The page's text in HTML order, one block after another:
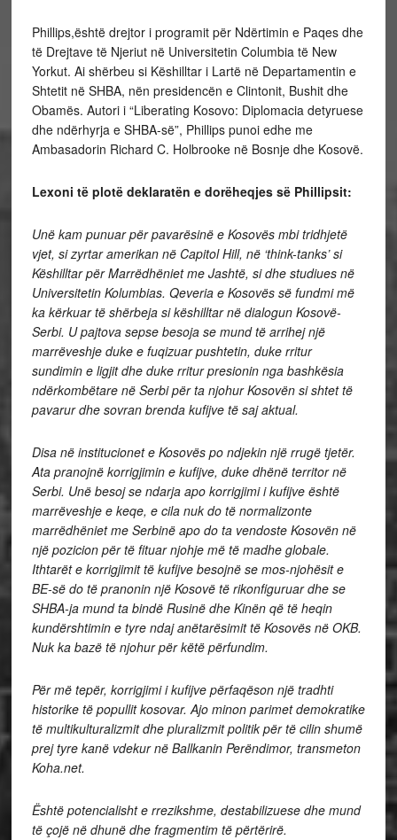
Phillips,është drejtor i programit për Ndërtimin e Paqes dhe
të Drejtave të Njeriut në Universitetin Columbia të New
Yorkut. Ai shërbeu si Këshilltar i Lartë në Departamentin e
Shtetit në SHBA, nën presidencën e Clintonit, Bushit dhe
Obamës. Autori i “Liberating Kosovo: Diplomacia detyruese
dhe ndërhyrja e SHBA-së”, Phillips punoi edhe me
Ambasadorin Richard C. Holbrooke në Bosnje dhe Kosovë.
Lexoni të plotë deklaratën e dorëheqjes së Phillipsit:
Unë kam punuar për pavarësinë e Kosovës mbi tridhjetë
vjet, si zyrtar amerikan në Capitol Hill, në ‘think-tanks’ si
Këshilltar për Marrëdhëniet me Jashtë, si dhe studiues në
Universitetin Kolumbias. Qeveria e Kosovës së fundmi më
ka kërkuar të shërbeja si këshilltar në dialogun Kosovë-
Serbi. U pajtova sepse besoja se mund të arrihej një
marrëveshje duke e fuqizuar pushtetin, duke rritur
sundimin e ligjit dhe duke rritur presionin nga bashkësia
ndërkombëtare në Serbi për ta njohur Kosovën si shtet të
pavarur dhe sovran brenda kufijve të saj aktual.
Disa në institucionet e Kosovës po ndjekin një rrugë tjetër.
Ata pranojnë korrigjimin e kufijve, duke dhënë territor në
Serbi. Unë besoj se ndarja apo korrigjimi i kufijve është
marrëveshje e keqe, e cila nuk do të normalizonte
marrëdhëniet me Serbinë apo do ta vendoste Kosovën në
një pozicion për të fituar njohje më të madhe globale.
Ithtarët e korrigjimit të kufijve besojnë se mos-njohësit e
BE-së do të pranonin një Kosovë të rikonfiguruar dhe se
SHBA-ja mund ta bindë Rusinë dhe Kinën që të heqin
kundërshtimin e tyre ndaj anëtarësimit të Kosovës në OKB.
Nuk ka bazë të njohur për këtë përfundim.
Për më tepër, korrigjimi i kufijve përfaqëson një tradhti
historike të popullit kosovar. Ajo minon parimet demokratike
të multikulturalizmit dhe pluralizmit politik për të cilin shumë
prej tyre kanë vdekur në Ballkanin Perëndimor, transmeton
Koha.net.
Është potencialisht e rrezikshme, destabilizuese dhe mund
të çojë në dhunë dhe fragmentim të përtërirë.